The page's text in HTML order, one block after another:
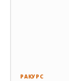
РАКУРС